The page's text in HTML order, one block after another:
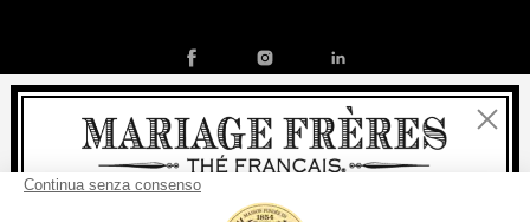
Condizioni generali di vendita
Chiudi